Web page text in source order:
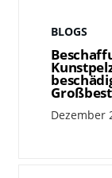
BLOGS
Dezember